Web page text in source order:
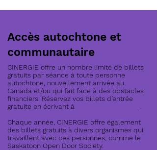
Accès autochtone et
communautaire
CINERGIE offre un nombre limité de billets
gratuits par séance à toute personne
autochtone, nouvellement arrivée au
Canada et/ou qui fait face à des obstacles
financiers. Réservez vos billets d’entrée
gratuite en écrivant à
Chaque année, CINERGIE offre également
des billets gratuits à divers organismes qui
travaillent avec ces personnes, comme le
Saskatoon Open Door Society.